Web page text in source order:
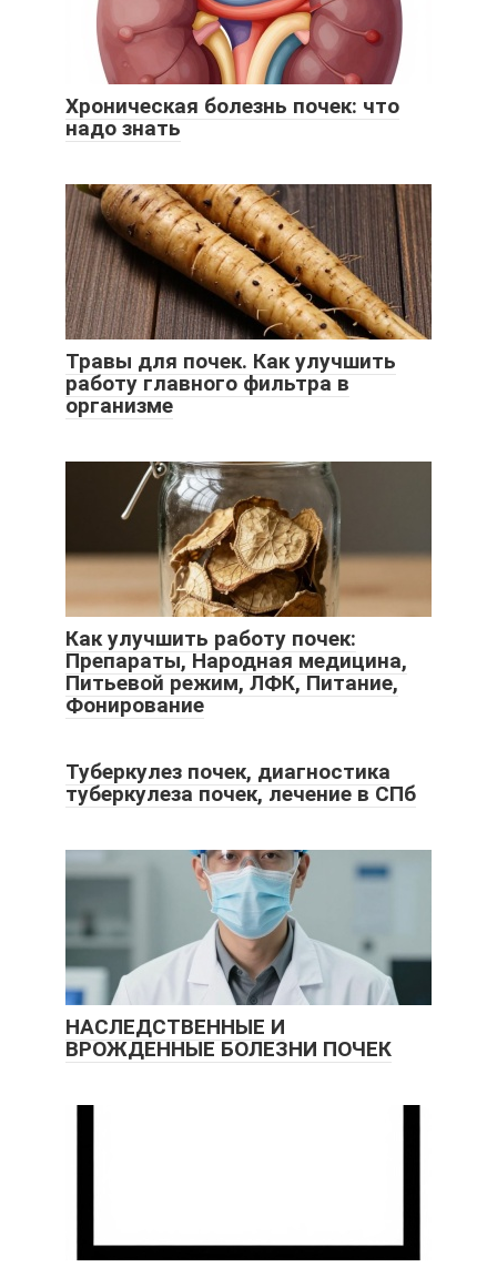
Хроническая болезнь почек: что
надо знать
Травы для почек. Как улучшить
работу главного фильтра в
организме
Как улучшить работу почек:
Препараты, Народная медицина,
Питьевой режим, ЛФК, Питание,
Фонирование
Туберкулез почек, диагностика
туберкулеза почек, лечение в СПб
НАСЛЕДСТВЕННЫЕ И
ВРОЖДЕННЫЕ БОЛЕЗНИ ПОЧЕК